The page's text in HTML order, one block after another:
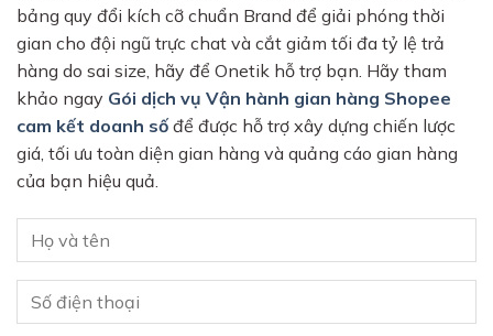
bảng quy đổi kích cỡ chuẩn Brand để giải phóng thời
gian cho đội ngũ trực chat và cắt giảm tối đa tỷ lệ trả
hàng do sai size, hãy để Onetik hỗ trợ bạn. Hãy tham
khảo ngay Gói dịch vụ Vận hành gian hàng Shopee
cam kết doanh sốđể được hỗ trợ xây dựng chiến lược
giá, tối ưu toàn diện gian hàng và quảng cáo gian hàng
của bạn hiệu quả.